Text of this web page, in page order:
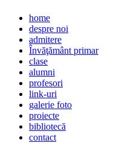
home
despre noi
admitere
Învăţământ primar
clase
alumni
profesori
link-uri
galerie foto
proiecte
bibliotecă
contact